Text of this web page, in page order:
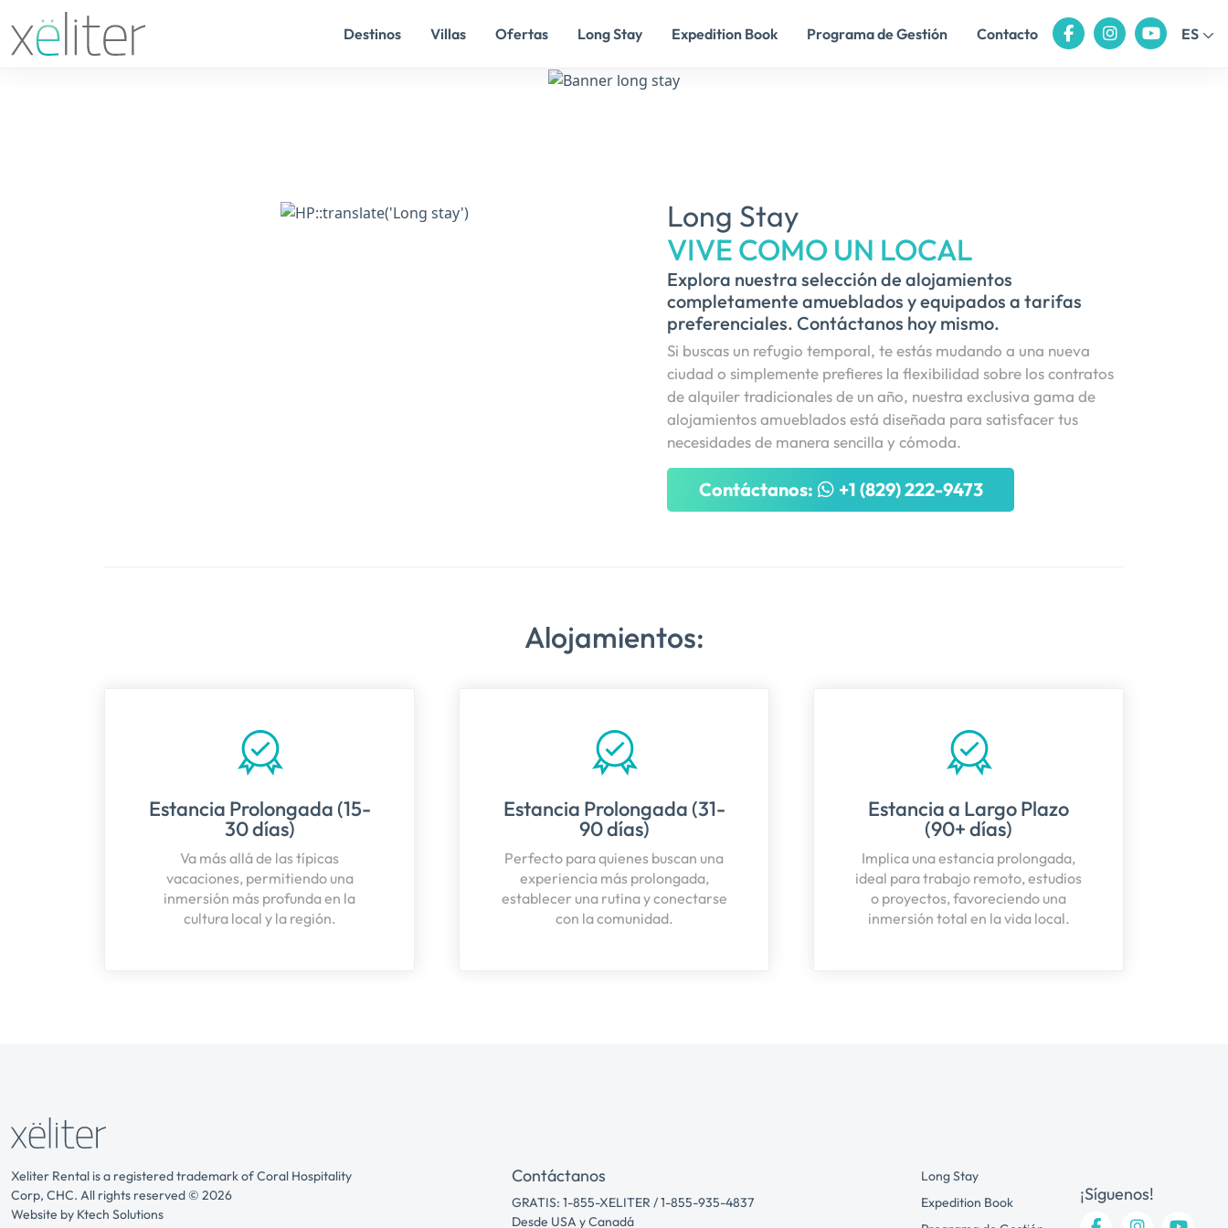
Destinos Villas Ofertas Long Stay Expedition Book Programa de Gestión Contacto ES
Long Stay
VIVE COMO UN LOCAL
Explora nuestra selección de alojamientos
completamente amueblados y equipados a tarifas
preferenciales. Contáctanos hoy mismo.
Si buscas un refugio temporal, te estás mudando a una nueva
ciudad o simplemente prefieres la flexibilidad sobre los contratos
de alquiler tradicionales de un año, nuestra exclusiva gama de
alojamientos amueblados está diseñada para satisfacer tus
necesidades de manera sencilla y cómoda.
Contáctanos: +1 (829) 222-9473
Alojamientos:
Estancia Prolongada (15-
30 días)
Va más allá de las típicas
vacaciones, permitiendo una
inmersión más profunda en la
cultura local y la región.
Estancia Prolongada (31-
90 días)
Perfecto para quienes buscan una
experiencia más prolongada,
establecer una rutina y conectarse
con la comunidad.
Estancia a Largo Plazo
(90+ días)
Implica una estancia prolongada,
ideal para trabajo remoto, estudios
o proyectos, favoreciendo una
inmersión total en la vida local.
Xeliter Rental is a registered trademark of Coral Hospitality
Corp, CHC. All rights reserved © 2026
Website by Ktech Solutions
Contáctanos
GRATIS: 1-855-XELITER / 1-855-935-4837
Desde USA y Canadá
Long Stay
Expedition Book
¡Síguenos!